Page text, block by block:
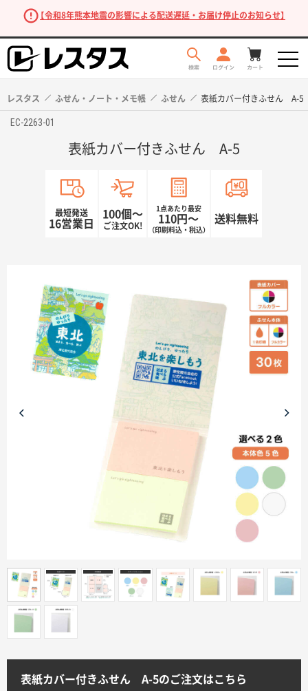
【令和8年熊本地震の影響による配送遅延・お届け停止のお知らせ】
ターゲットから探す
印刷色から探す
レスタス ふせん・ノート・メモ帳 ふせん 表紙カバー付きふせん A-5
EC-2263-01
表紙カバー付きふせん A-5
最短発送
16営業日
100個〜
ご注文OK!
1点あたり最安
110円〜
（印刷料込・税込）
送料無料
表紙カバー付きふせん A-5のご注文はこちら